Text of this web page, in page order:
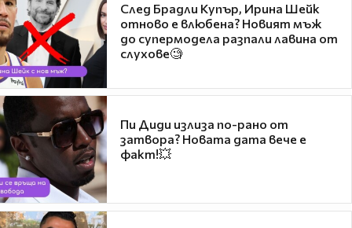
След Брадли Купър, Ирина Шейк
отново е влюбена? Новият мъж
до супермодела разпали лавина от
слухове🧐
Пи Диди излиза по-рано от
затвора? Новата дата вече е
факт!💥